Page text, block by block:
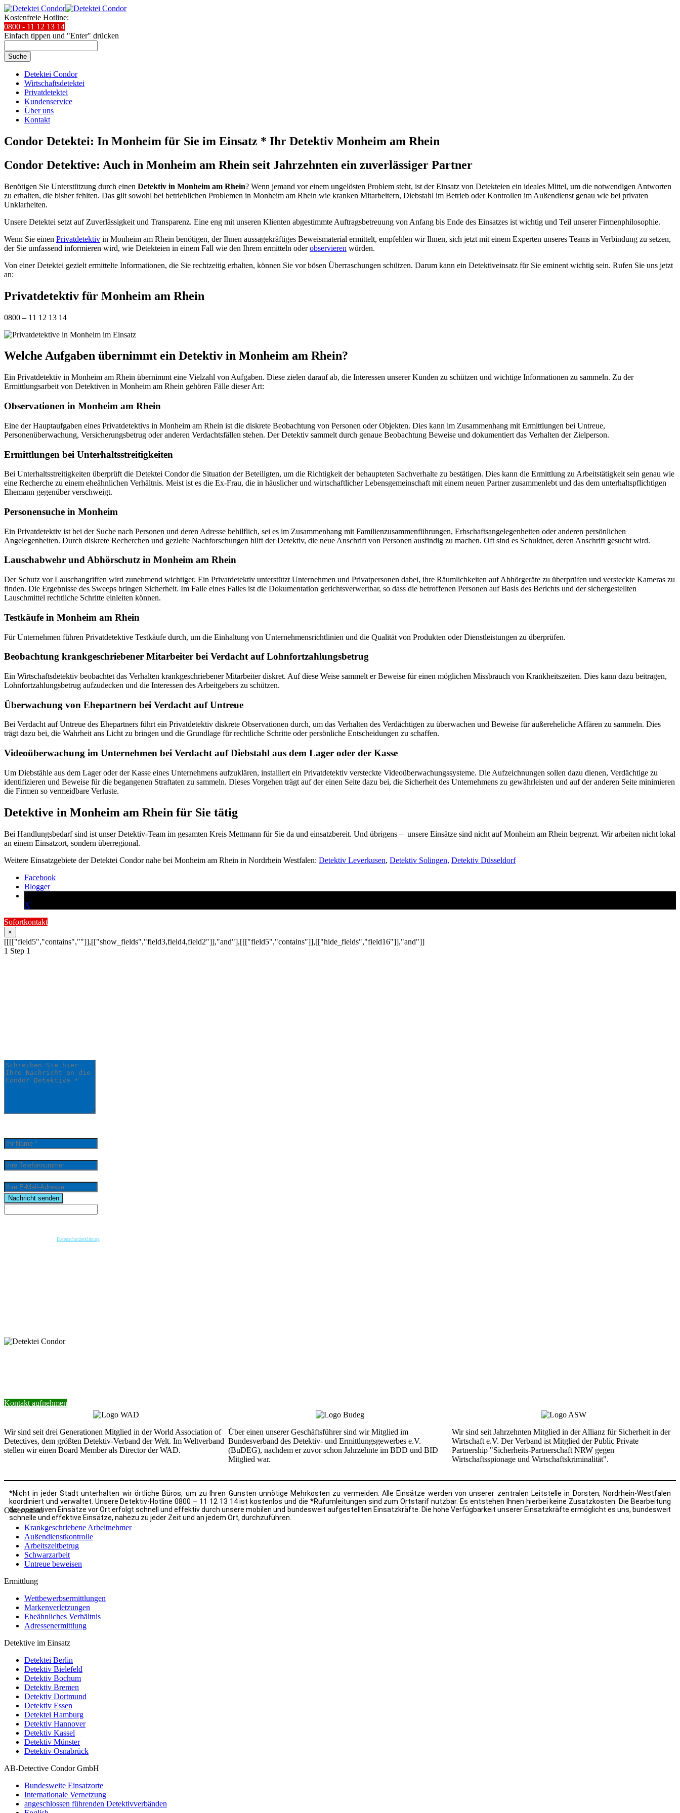
Kostenfreie Hotline:
0800 - 11 12 13 14
Einfach tippen und "Enter" drücken
Suche
Detektei Condor
Wirtschaftsdetektei
Privatdetektei
Kundenservice
Über uns
Kontakt
Condor Detektei: In Monheim für Sie im Einsatz * Ihr Detektiv Monheim am Rhein
Condor Detektive: Auch in Monheim am Rhein seit Jahrzehnten ein zuverlässiger Partner
Benötigen Sie Unterstützung durch einen Detektiv in Monheim am Rhein? Wenn jemand vor einem ungelösten Problem steht, ist der Einsatz von Detekteien ein ideales Mittel, um die notwendigen Antworten
zu erhalten, die bisher fehlten. Das gilt sowohl bei betrieblichen Problemen in Monheim am Rhein wie kranken Mitarbeitern, Diebstahl im Betrieb oder Kontrollen im Außendienst genau wie bei privaten
Unklarheiten.
Unsere Detektei setzt auf Zuverlässigkeit und Transparenz. Eine eng mit unseren Klienten abgestimmte Auftragsbetreuung von Anfang bis Ende des Einsatzes ist wichtig und Teil unserer Firmenphilosophie.
Wenn Sie einen Privatdetektiv in Monheim am Rhein benötigen, der Ihnen aussagekräftiges Beweismaterial ermittelt, empfehlen wir Ihnen, sich jetzt mit einem Experten unseres Teams in Verbindung zu setzen,
der Sie umfassend informieren wird, wie Detekteien in einem Fall wie den Ihrem ermitteln oderobservieren würden.
Von einer Detektei gezielt ermittelte Informationen, die Sie rechtzeitig erhalten, können Sie vor bösen Überraschungen schützen. Darum kann ein Detektiveinsatz für Sie eminent wichtig sein. Rufen Sie uns jetzt
an:
Privatdetektiv für Monheim am Rhein
0800 – 11 12 13 14
Welche Aufgaben übernimmt ein Detektiv in Monheim am Rhein?
Ein Privatdetektiv in Monheim am Rhein übernimmt eine Vielzahl von Aufgaben. Diese zielen darauf ab, die Interessen unserer Kunden zu schützen und wichtige Informationen zu sammeln. Zu der
Ermittlungsarbeit von Detektiven in Monheim am Rhein gehören Fälle dieser Art:
Observationen in Monheim am Rhein
Eine der Hauptaufgaben eines Privatdetektivs in Monheim am Rhein ist die diskrete Beobachtung von Personen oder Objekten. Dies kann im Zusammenhang mit Ermittlungen bei Untreue,
Personenüberwachung, Versicherungsbetrug oder anderen Verdachtsfällen stehen. Der Detektiv sammelt durch genaue Beobachtung Beweise und dokumentiert das Verhalten der Zielperson.
Ermittlungen bei Unterhaltsstreitigkeiten
Bei Unterhaltsstreitigkeiten überprüft die Detektei Condor die Situation der Beteiligten, um die Richtigkeit der behaupteten Sachverhalte zu bestätigen. Dies kann die Ermittlung zu Arbeitstätigkeit sein genau wie
eine Recherche zu einem eheähnlichen Verhältnis. Meist ist es die Ex-Frau, die in häuslicher und wirtschaftlicher Lebensgemeinschaft mit einem neuen Partner zusammenlebt und das dem unterhaltspflichtigen
Ehemann gegenüber verschweigt.
Personensuche in Monheim
Ein Privatdetektiv ist bei der Suche nach Personen und deren Adresse behilflich, sei es im Zusammenhang mit Familienzusammenführungen, Erbschaftsangelegenheiten oder anderen persönlichen
Angelegenheiten. Durch diskrete Recherchen und gezielte Nachforschungen hilft der Detektiv, die neue Anschrift von Personen ausfindig zu machen. Oft sind es Schuldner, deren Anschrift gesucht wird.
Lauschabwehr und Abhörschutz in Monheim am Rhein
Der Schutz vor Lauschangriffen wird zunehmend wichtiger. Ein Privatdetektiv unterstützt Unternehmen und Privatpersonen dabei, ihre Räumlichkeiten auf Abhörgeräte zu überprüfen und versteckte Kameras zu
finden. Die Ergebnisse des Sweeps bringen Sicherheit. Im Falle eines Falles ist die Dokumentation gerichtsverwertbar, so dass die betroffenen Personen auf Basis des Berichts und der sichergestellten
Lauschmittel rechtliche Schritte einleiten können.
Testkäufe in Monheim am Rhein
Für Unternehmen führen Privatdetektive Testkäufe durch, um die Einhaltung von Unternehmensrichtlinien und die Qualität von Produkten oder Dienstleistungen zu überprüfen.
Beobachtung krankgeschriebener Mitarbeiter bei Verdacht auf Lohnfortzahlungsbetrug
Ein Wirtschaftsdetektiv beobachtet das Verhalten krankgeschriebener Mitarbeiter diskret. Auf diese Weise sammelt er Beweise für einen möglichen Missbrauch von Krankheitszeiten. Dies kann dazu beitragen,
Lohnfortzahlungsbetrug aufzudecken und die Interessen des Arbeitgebers zu schützen.
Überwachung von Ehepartnern bei Verdacht auf Untreue
Bei Verdacht auf Untreue des Ehepartners führt ein Privatdetektiv diskrete Observationen durch, um das Verhalten des Verdächtigen zu überwachen und Beweise für außereheliche Affären zu sammeln. Dies
trägt dazu bei, die Wahrheit ans Licht zu bringen und die Grundlage für rechtliche Schritte oder persönliche Entscheidungen zu schaffen.
Videoüberwachung im Unternehmen bei Verdacht auf Diebstahl aus dem Lager oder der Kasse
Um Diebstähle aus dem Lager oder der Kasse eines Unternehmens aufzuklären, installiert ein Privatdetektiv versteckte Videoüberwachungssysteme. Die Aufzeichnungen sollen dazu dienen, Verdächtige zu
identifizieren und Beweise für die begangenen Straftaten zu sammeln. Dieses Vorgehen trägt auf der einen Seite dazu bei, die Sicherheit des Unternehmens zu gewährleisten und auf der anderen Seite minimieren
die Firmen so vermeidbare Verluste.
Detektive in Monheim am Rhein für Sie tätig
Bei Handlungsbedarf sind ist unser Detektiv-Team im gesamten Kreis Mettmann für Sie da und einsatzbereit. Und übrigens – unsere Einsätze sind nicht auf Monheim am Rhein begrenzt. Wir arbeiten nicht lokal
an einem Einsatzort, sondern überregional.
Weitere Einsatzgebiete der Detektei Condor nahe bei Monheim am Rhein in Nordrhein Westfalen: Detektiv Leverkusen, Detektiv Solingen, Detektiv Düsseldorf
Facebook
Blogger
X
Sofortkontakt
×
[[[["field5","contains",""]],[["show_fields","field3,field4,field2"]],"and"],[[["field5","contains"]],[["hide_fields","field16"]],"and"]]
1 Step 1
Nachricht senden
Datenschutzerklärung
Kontakt aufnehmen
Wir sind seit drei Generationen Mitglied in der World Association of
Detectives, dem größten Detektiv-Verband der Welt. Im Weltverband
stellen wir einen Board Member als Director der WAD.
Über einen unserer Geschäftsführer sind wir Mitglied im
Bundesverband des Detektiv- und Ermittlungsgewerbes e.V.
(BuDEG), nachdem er zuvor schon Jahrzehnte im BDD und BID
Mitglied war.
Wir sind seit Jahrzehnten Mitglied in der Allianz für Sicherheit in der
Wirtschaft e.V. Der Verband ist Mitglied der Public Private
Partnership "Sicherheits-Partnerschaft NRW gegen
Wirtschaftsspionage und Wirtschaftskriminalität".
*Nicht in jeder Stadt unterhalten wir örtliche Büros, um zu Ihren Gunsten unnötige Mehrkosten zu vermeiden. Alle Einsätze werden von unserer zentralen Leitstelle in Dorsten, Nordrhein-Westfalen
koordiniert und verwaltet. Unsere Detektiv-Hotline 0800 – 11 12 13 14 ist kostenlos und die *Rufumleitungen sind zum Ortstarif nutzbar. Es entstehen Ihnen hierbei keine Zusatzkosten. Die Bearbeitung
der operativen Einsätze vor Ort erfolgt schnell und effektiv durch unsere mobilen und bundesweit aufgestellten Einsatzkräfte. Die hohe Verfügbarkeit unserer Einsatzkräfte ermöglicht es uns, bundesweit
schnelle und effektive Einsätze, nahezu zu jeder Zeit und an jedem Ort, durchzuführen.
Observation
Krankgeschriebene Arbeitnehmer
Außendienstkontrolle
Arbeitszeitbetrug
Schwarzarbeit
Untreue beweisen
Ermittlung
Wettbewerbsermittlungen
Markenverletzungen
Eheähnliches Verhältnis
Adressenermittlung
Detektive im Einsatz
Detektei Berlin
Detektiv Bielefeld
Detektiv Bochum
Detektiv Bremen
Detektiv Dortmund
Detektiv Essen
Detektei Hamburg
Detektiv Hannover
Detektiv Kassel
Detektiv Münster
Detektiv Osnabrück
AB-Detective Condor GmbH
Bundesweite Einsatzorte
Internationale Vernetzung
angeschlossen führenden Detektivverbänden